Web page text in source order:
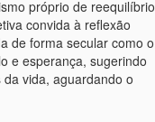
próprio de reequilíbrio
convida à reflexão
de forma secular como o
e esperança, sugerindo
vida, aguardando o